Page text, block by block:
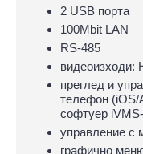
2 USB порта
100Mbit LAN
RS-485
видеоизходи:
преглед и
телефон (iOS/
софтуер
управлeние с
графично